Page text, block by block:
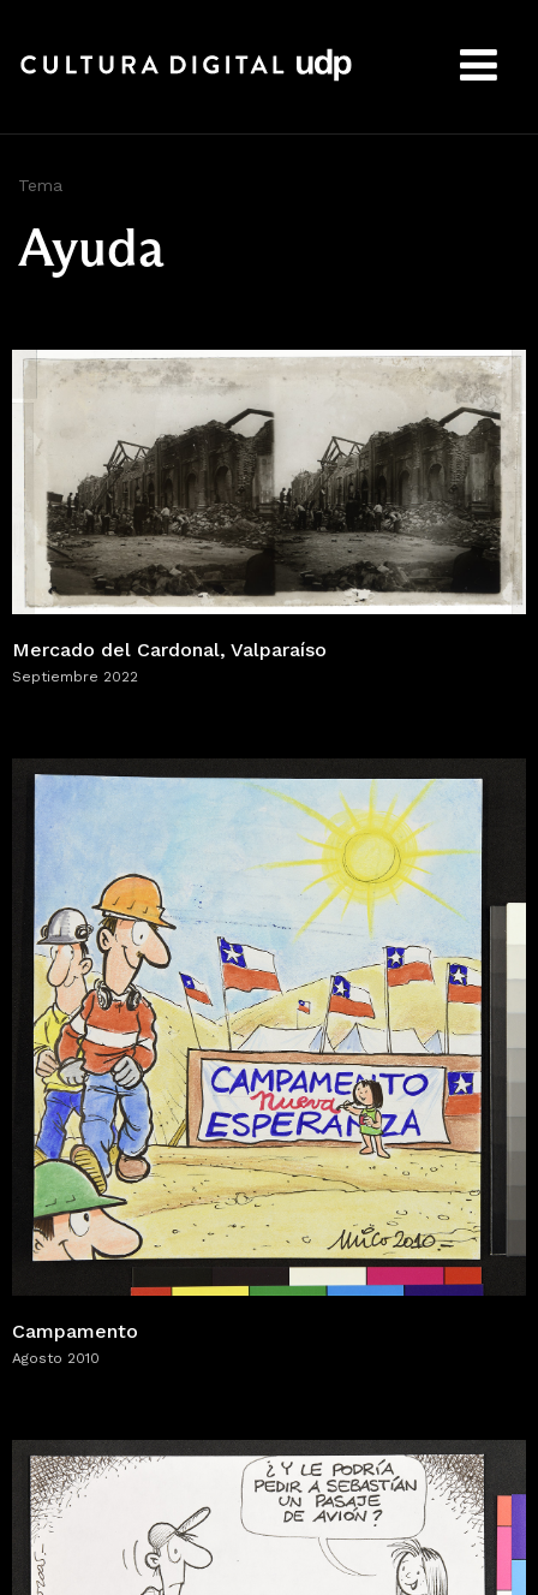
Tema
Ayuda
Mercado del Cardonal, Valparaíso
Septiembre 2022
Campamento
Agosto 2010